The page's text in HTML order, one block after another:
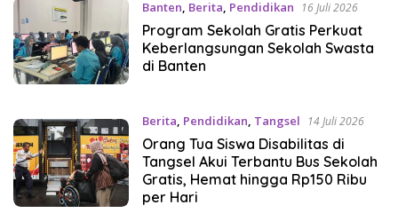
Banten, Berita, Pendidikan 16 Juli 2026
Program Sekolah Gratis Perkuat
Keberlangsungan Sekolah Swasta
di Banten
Berita, Pendidikan, Tangsel 14 Juli 2026
Orang Tua Siswa Disabilitas di
Tangsel Akui Terbantu Bus Sekolah
Gratis, Hemat hingga Rp150 Ribu
per Hari